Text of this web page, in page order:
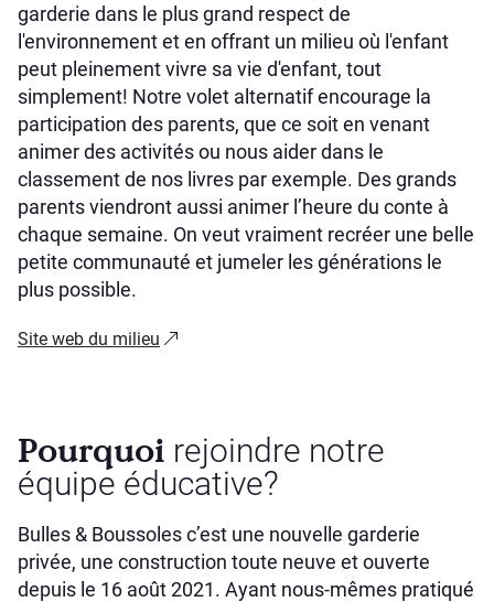
garderie dans le plus grand respect de
l'environnement et en offrant un milieu où l'enfant
peut pleinement vivre sa vie d'enfant, tout
simplement! Notre volet alternatif encourage la
participation des parents, que ce soit en venant
animer des activités ou nous aider dans le
classement de nos livres par exemple. Des grands
parents viendront aussi animer l’heure du conte à
chaque semaine. On veut vraiment recréer une belle
petite communauté et jumeler les générations le
plus possible.
Site web du milieu
Pourquoi rejoindre notre
équipe éducative?
Bulles & Boussoles c’est une nouvelle garderie
privée, une construction toute neuve et ouverte
depuis le 16 août 2021. Ayant nous-mêmes pratiqué